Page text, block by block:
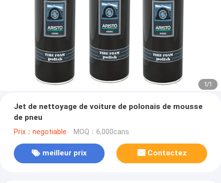
1/1
Jet de nettoyage de voiture de polonais de mousse
de pneu
Prix：negotiable MOQ：6,000cans
meilleur prix Contactez